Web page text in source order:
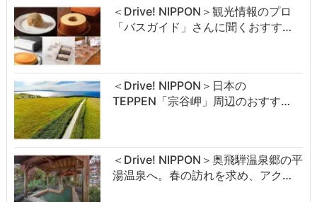
＜Drive! NIPPON＞観光情報のプロ
「バスガイド」さんに聞くおすす…
＜Drive! NIPPON＞日本の
TEPPEN「宗谷岬」周辺のおすす…
＜Drive! NIPPON＞奥飛騨温泉郷の平
湯温泉へ。春の訪れを求め、アク…